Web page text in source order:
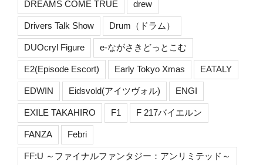
DREAMS COME TRUE drew
Drivers Talk Show Drum（ドラム）
DUOcryl Figure e-ながさきどっとこむ
E2(Episode Escort) Early Tokyo Xmas EATALY
EDWIN Eidsvold(アイツヴォル) ENGI
EXILE TAKAHIRO F1 F 217バイエルン
FANZA Febri
FF:U ～ファイナルファンタジー：アンリミテッド～